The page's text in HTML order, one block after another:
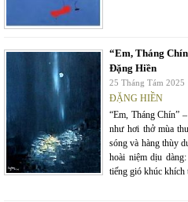
“Em, Tháng
Đặng Hiền
25 Tháng Tám 2025
ĐẶNG HIỀN
“Em, Tháng Chín”
như hơi thở mùa
sóng và hàng thùy
hoài niệm dịu
tiếng gió khúc khích